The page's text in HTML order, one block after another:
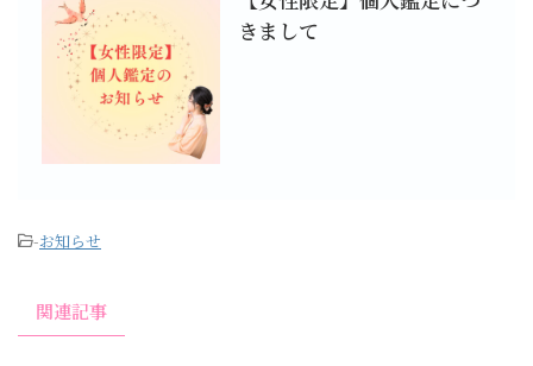
きまして
-お知らせ
関連記事